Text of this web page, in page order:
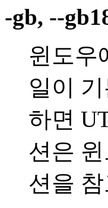
-gb, --
윈도우
일이
하면
션은
션을